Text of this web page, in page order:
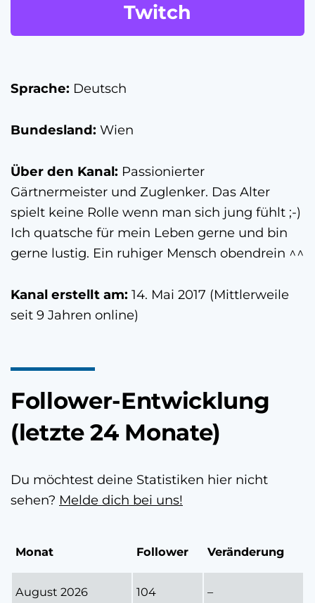
Twitch
Sprache: Deutsch
Bundesland: Wien
Über den Kanal: Passionierter
Gärtnermeister und Zuglenker. Das Alter
spielt keine Rolle wenn man sich jung fühlt ;-)
Ich quatsche für mein Leben gerne und bin
gerne lustig. Ein ruhiger Mensch obendrein ^^
Kanal erstellt am: 14. Mai 2017 (Mittlerweile
seit 9 Jahren online)
Follower-Entwicklung
(letzte 24 Monate)
Du möchtest deine Statistiken hier nicht
sehen? Melde dich bei uns!
Monat Follower Veränderung
August 2026 104 –